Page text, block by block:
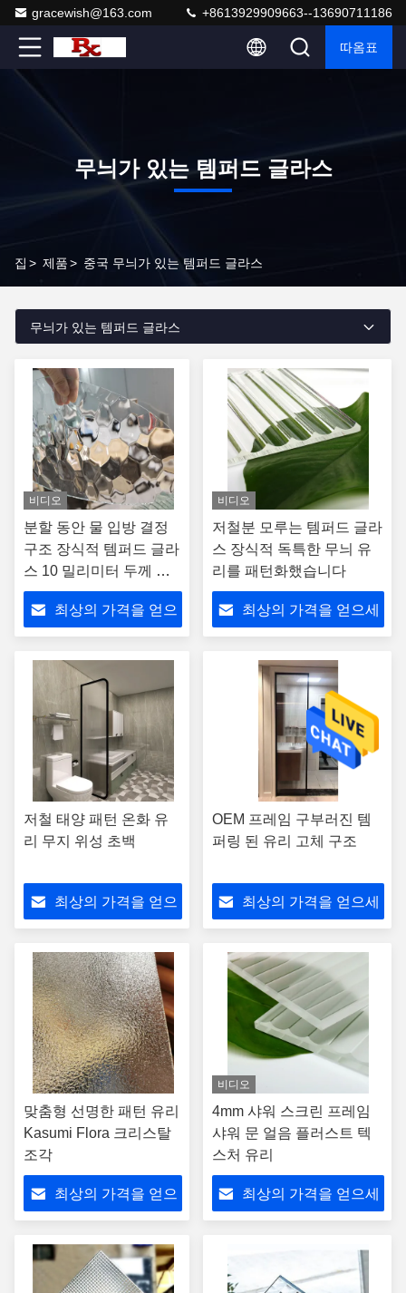
gracewish@163.com +8613929909663--13690711186
따옴표
무늬가 있는 템퍼드 글라스
집 > 제품> 중국 무늬가 있는 템퍼드 글라스
무늬가 있는 템퍼드 글라스
비디오
분할 동안 물 입방 결정
구조 장식적 템퍼드 글라
스 10 밀리미터 두께 부
문
최상의 가격을 얻으
비디오
저철분 모루는 템퍼드 글라
스 장식적 독특한 무늬 유
리를 패턴화했습니다
최상의 가격을 얻으세
저철 태양 패턴 온화 유
리 무지 위성 초백
최상의 가격을 얻으
OEM 프레임 구부러진 템
퍼링 된 유리 고체 구조
최상의 가격을 얻으세
맞춤형 선명한 패턴 유리
Kasumi Flora 크리스탈
조각
최상의 가격을 얻으
비디오
4mm 샤워 스크린 프레임
샤워 문 얼음 플러스트 텍
스처 유리
최상의 가격을 얻으세